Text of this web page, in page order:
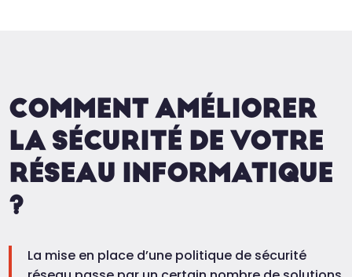
COMMENT AMÉLIORER
LA SÉCURITÉ DE VOTRE
RÉSEAU INFORMATIQUE
?
La mise en place d’une politique de sécurité